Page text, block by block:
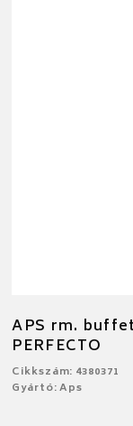
APS rm.
PERFECTO
Cikkszám: 4380371
Gyártó: Aps